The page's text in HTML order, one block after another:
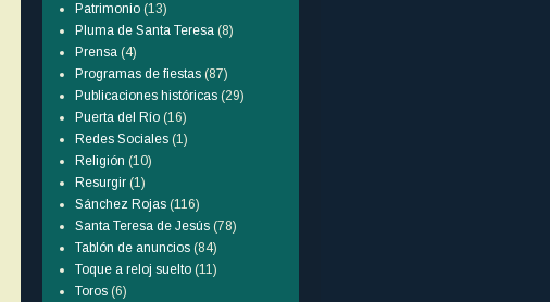
Patrimonio (13)
Pluma de Santa Teresa (8)
Prensa (4)
Programas de fiestas (87)
Publicaciones históricas (29)
Puerta del Río (16)
Redes Sociales (1)
Religión (10)
Resurgir (1)
Sánchez Rojas (116)
Santa Teresa de Jesús (78)
Tablón de anuncios (84)
Toque a reloj suelto (11)
Toros (6)